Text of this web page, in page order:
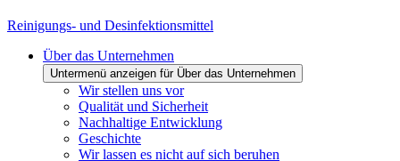
Reinigungs- und Desinfektionsmittel
Über das Unternehmen
Untermenü anzeigen für Über das Unternehmen
Wir stellen uns vor
Qualität und Sicherheit
Nachhaltige Entwicklung
Geschichte
Wir lassen es nicht auf sich beruhen